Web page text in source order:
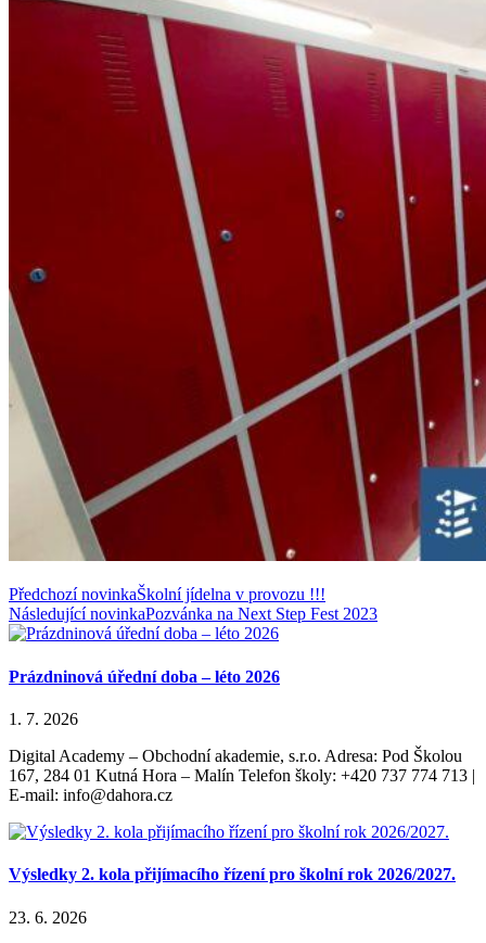
Předchozí novinkaŠkolní jídelna v provozu !!!
Následující novinkaPozvánka na Next Step Fest 2023
Prázdninová úřední doba – léto 2026
1. 7. 2026
Digital Academy – Obchodní akademie, s.r.o. Adresa: Pod Školou
167, 284 01 Kutná Hora – Malín Telefon školy: +420 737 774 713 |
E-mail: info@dahora.cz
Výsledky 2. kola přijímacího řízení pro školní rok 2026/2027.
23. 6. 2026